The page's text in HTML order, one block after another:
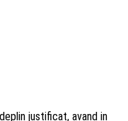
justificat, avand in